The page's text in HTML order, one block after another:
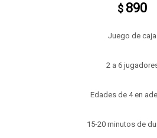
$ 890
Juego de caja
2 a 6
Edades de 4 en
15-20 minutos de